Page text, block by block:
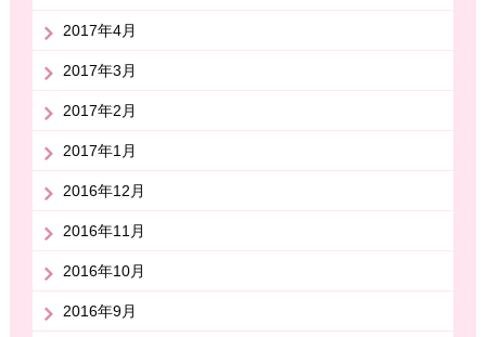
2017年4月
2017年3月
2017年2月
2017年1月
2016年12月
2016年11月
2016年10月
2016年9月